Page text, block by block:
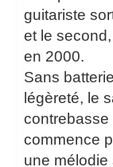
guitariste
et le second,
en 2000.
Sans
légèreté, le
contrebasse
commence
une mélodie